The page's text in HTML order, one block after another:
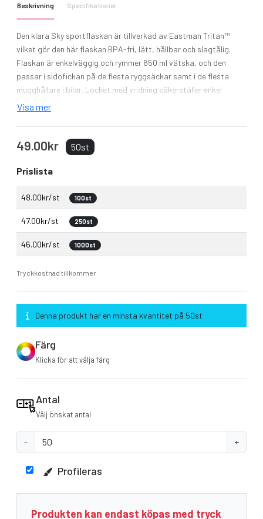
Beskrivning Specifikationer
Den klara Sky sportflaskan är tillverkad av Eastman Tritan™
vilket gör den här flaskan BPA-fri, lätt, hållbar och slagtålig.
Flaskan är enkelväggig och rymmer 650 ml vätska, och den
passar i sidofickan på de flesta ryggsäckar samt i de flesta
mugghållare i bilar. Locket med vridning säkerställer enkel
öppning och stängning och har ett inbyggt bärhandtag.
Visa mer
49.00kr 50st
Prislista
48.00kr/st 100st
47.00kr/st 250st
46.00kr/st 1000st
Tryckkostnad tillkommer
Denna produkt har en minsta kvantitet på 50st
Färg
Klicka för att välja färg
Antal
Välj önskat antal
- +
Profileras
Produkten kan endast köpas med tryck